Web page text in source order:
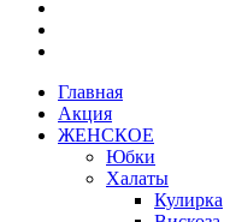
Главная
Акция
ЖЕНСКОЕ
Юбки
Халаты
Кулирка